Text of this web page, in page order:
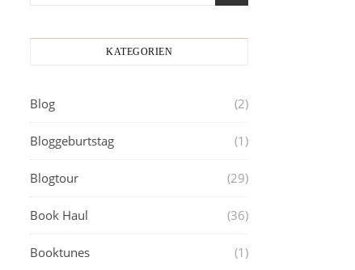
KATEGORIEN
Blog (2)
Bloggeburtstag (1)
Blogtour (29)
Book Haul (36)
Booktunes (1)